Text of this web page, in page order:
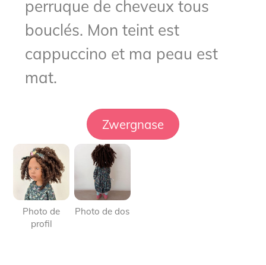
perruque de cheveux tous
bouclés. Mon teint est
cappuccino et ma peau est
mat.
Zwergnase
Photo de
profil
Photo de dos